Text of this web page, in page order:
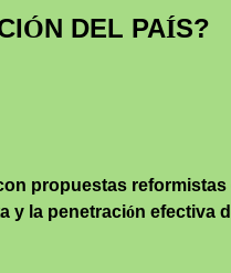
ÓN DEL PAÍS?
propuestas
y la penetración efectiva